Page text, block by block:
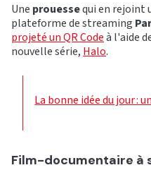
Une prouessequi en rejoint
plateforme de streaming
projeté un QR Codeà l'aide
nouvelle série, Halo.
La bonne idée du jour :
Film-documentaire à